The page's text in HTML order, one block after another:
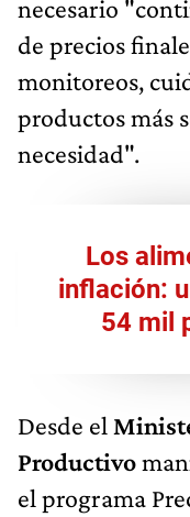
necesario
de precios
monitoreos,
productos más
necesidad".
Los
inflación:
54 mil
Desde el
Productivo
el programa